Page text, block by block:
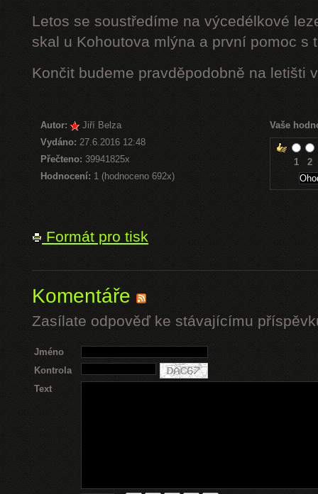
Letos se soustředíme na výcedélkové
skal u Kohoutova mlýna a první pomoc s
Končit budeme pravděpodobně na letišti
Autor:
Jiří Belza
Vydáno: 27.6.2016 12:48
Přečteno:39941825x
Hodnocení: 1 (hodnoceno 692x)
Vaše
1 2
Formát pro tisk
Komentáře
Zasílate odpověď ke stávajícímu
Jméno
Kontrola
Text